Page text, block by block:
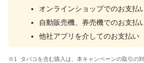
オンラインショップでのお支払
自動販売機、券売機でのお支払
他社アプリを介してのお支払い
タバコを含む購入は、本キャンペーンの取引の